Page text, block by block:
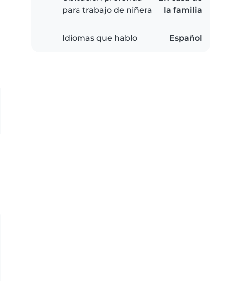
para trabajo de niñera
la familia
Idiomas que hablo Español